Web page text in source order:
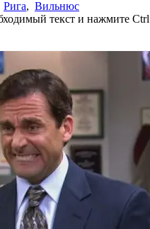
Рига, Вильнюс
текст и нажмите